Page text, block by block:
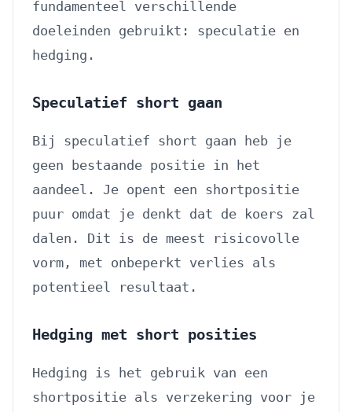
fundamenteel verschillende
doeleinden gebruikt: speculatie en
hedging.
Speculatief short gaan
Bij speculatief short gaan heb je
geen bestaande positie in het
aandeel. Je opent een shortpositie
puur omdat je denkt dat de koers zal
dalen. Dit is de meest risicovolle
vorm, met onbeperkt verlies als
potentieel resultaat.
Hedging met short posities
Hedging is het gebruik van een
shortpositie als verzekering voor je